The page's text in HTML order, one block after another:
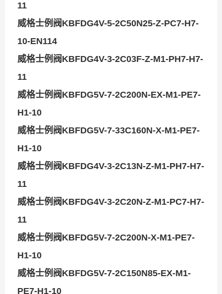
11
威格士例阀KBFDG4V-5-2C50N25-Z-PC7-H7-
10-EN114
威格士例阀KBFDG4V-3-2C03F-Z-M1-PH7-H7-
11
威格士例阀KBFDG5V-7-2C200N-EX-M1-PE7-
H1-10
威格士例阀KBFDG5V-7-33C160N-X-M1-PE7-
H1-10
威格士例阀KBFDG4V-3-2C13N-Z-M1-PH7-H7-
11
威格士例阀KBFDG4V-3-2C20N-Z-M1-PC7-H7-
11
威格士例阀KBFDG5V-7-2C200N-X-M1-PE7-
H1-10
威格士例阀KBFDG5V-7-2C150N85-EX-M1-
PE7-H1-10